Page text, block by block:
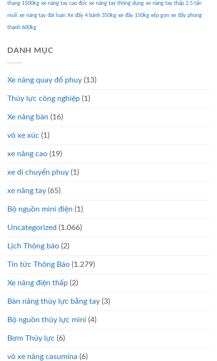
thang 1500kg xe nâng tay cao đức xe nâng tay thông dụng xe nâng tay thấp 2.5 tấn
niuli xe nâng tay đài loan Xe đẩy 4 bánh 350kg xe đẩy 150kg xếp gọn xe đẩy phong
thạnh 600kg
DANH MỤC
Xe nâng quay đổ phuy (13)
Thủy lực công nghiệp (1)
Xe nâng bàn (16)
vỏ xe xúc (1)
xe nâng cao (19)
xe di chuyển phuy (1)
xe nâng tay (65)
Bộ nguồn mini điện (1)
Uncategorized (1.066)
Lịch Thông báo (2)
Tin tức Thông Báo (1.279)
Xe nâng điện thấp (2)
Bàn nâng thủy lực bằng tay (3)
Bộ nguồn thủy lực mini (4)
Bơm Thủy lực (6)
vỏ xe nâng casumina (6)